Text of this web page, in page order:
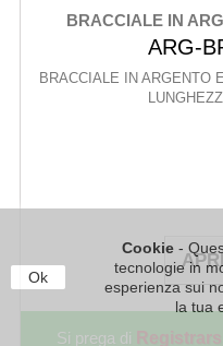
Ok
Cookie -
tecnologie in
esperienza sui
la tua
BRACCIALE IN
ARG-
BRACCIALE IN ARGENTO
Si prega di Registrarsi